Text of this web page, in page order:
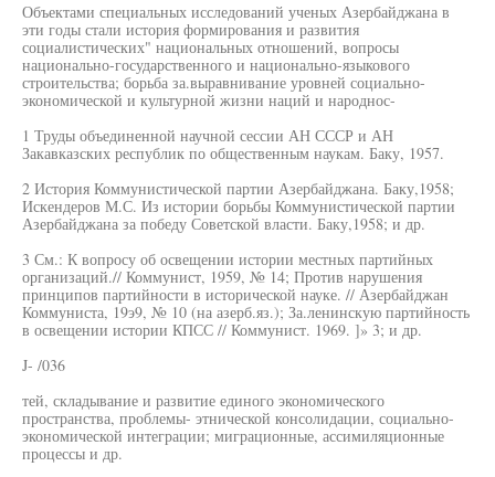
Объектами специальных исследований ученых Азербайджана в
эти годы стали история формирования и развития
социалистических" национальных отношений, вопросы
национально-государственного и национально-языкового
строительства; борьба за.выравнивание уровней социально-
экономической и культурной жизни наций и народнос-
1 Труды объединенной научной сессии АН СССР и АН
Закавказских республик по общественным наукам. Баку, 1957.
2 История Коммунистической партии Азербайджана. Баку,1958;
Искендеров М.С. Из истории борьбы Коммунистической партии
Азербайджана за победу Советской власти. Баку,1958; и др.
3 См.: К вопросу об освещении истории местных партийных
организаций.// Коммунист, 1959, № 14; Против нарушения
принципов партийности в исторической науке. // Азербайджан
Коммуниста, 19э9, № 10 (на азерб.яз.); За.ленинскую партийность
в освещении истории КПСС // Коммунист. 1969. ]» 3; и др.
J- /036
тей, складывание и развитие единого экономического
пространства, проблемы- этнической консолидации, социально-
экономической интеграции; миграционные, ассимиляционные
процессы и др.